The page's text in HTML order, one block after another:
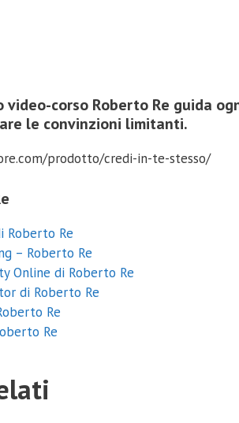
video-corso Roberto Re guida
le convinzioni limitanti.
prodotto/credi-in-te-stesso/
Roberto Re
– Roberto Re
Online di Roberto Re
di Roberto Re
Re
Re